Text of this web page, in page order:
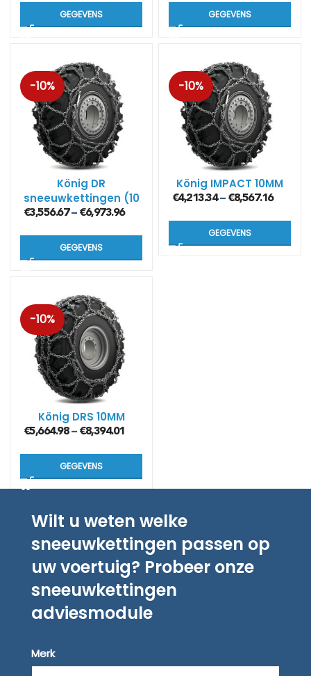
GEGEVENS GEGEVENS
-10%
König DR
sneeuwkettingen (10
mm)
€3,556.67– €6,973.96
GEGEVENS
-10%
König IMPACT 10MM
€4,213.34– €8,567.16
GEGEVENS
-10%
König DRS 10MM
€5,664.98– €8,394.01
GEGEVENS
Wilt u weten welke
sneeuwkettingen passen op
uw voertuig? Probeer onze
sneeuwkettingen
adviesmodule
Merk